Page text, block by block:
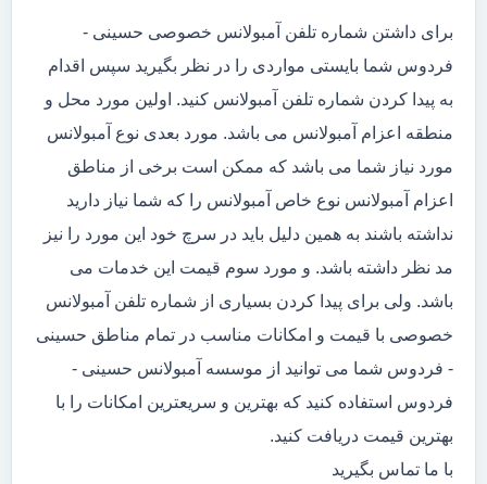
برای داشتن شماره تلفن آمبولانس خصوصی حسینی -
فردوس شما بایستی مواردی را در نظر بگیرید سپس اقدام
به پیدا کردن شماره تلفن آمبولانس کنید. اولین مورد محل و
منطقه اعزام آمبولانس می باشد. مورد بعدی نوع آمبولانس
مورد نیاز شما می باشد که ممکن است برخی از مناطق
اعزام آمبولانس نوع خاص آمبولانس را که شما نیاز دارید
نداشته باشند به همین دلیل باید در سرچ خود این مورد را نیز
مد نظر داشته باشد. و مورد سوم قیمت این خدمات می
باشد. ولی برای پیدا کردن بسیاری از شماره تلفن آمبولانس
خصوصی با قیمت و امکانات مناسب در تمام مناطق حسینی
- فردوس شما می توانید از موسسه آمبولانس حسینی -
فردوس استفاده کنید که بهترین و سریعترین امکانات را با
بهترین قیمت دریافت کنید.
با ما تماس بگیرید